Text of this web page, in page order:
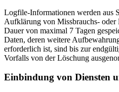
Logfile-Informationen werden aus
Aufklärung von Missbrauchs- oder
Dauer von maximal 7 Tagen
Daten, deren weitere
erforderlich ist, sind bis zur
Vorfalls von der Löschung
Einbindung von Diensten